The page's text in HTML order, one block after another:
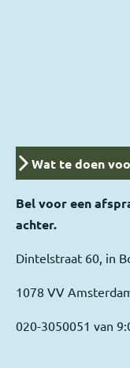
Wat te doen
Bel voor een
achter.
Dintelstraat 60, in
1078 VV
020-3050051 van